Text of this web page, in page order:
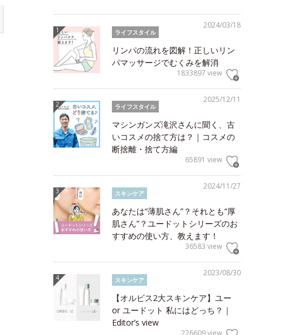
2024/03/18
ライフスタイル
リンパの流れを図解！正しいリン
パマッサージでむくみを解消
1833897 view
2025/12/11
ライフスタイル
マシンガンズ滝沢さんに聞く、古
いコスメの捨て方は？｜コスメの
断捨離・捨て方編
65891 view
2024/11/27
スキンケア
あなたは“薄肌さん”？それとも“厚
肌さん”？ユードットシリーズのお
すすめの使い方、教えます！
36583 view
2023/08/30
スキンケア
【オルビス2大スキンケア】ユー
or ユードット 私にはどっち？｜
Editor’s view
226609 view